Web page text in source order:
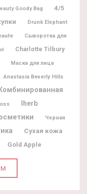
Goody Bag
4/5
Drunk Elephant
Сыворотка для
Charlotte Tilbury
Маска для лица
Anastasia Beverly Hills
Комбинированная
Iherb
Черная
Сухая кожа
Gold Apple